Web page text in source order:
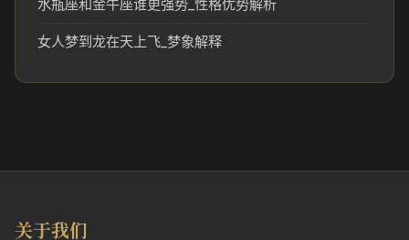
水瓶座和金牛座谁更强势_性格优势解析
女人梦到龙在天上飞_梦象解释
关于我们